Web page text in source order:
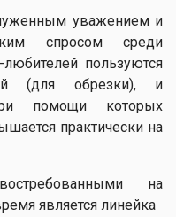
уважением и
спросом среди
пользуются
(для обрезки), и
помощи которых
практически на
на
является линейка